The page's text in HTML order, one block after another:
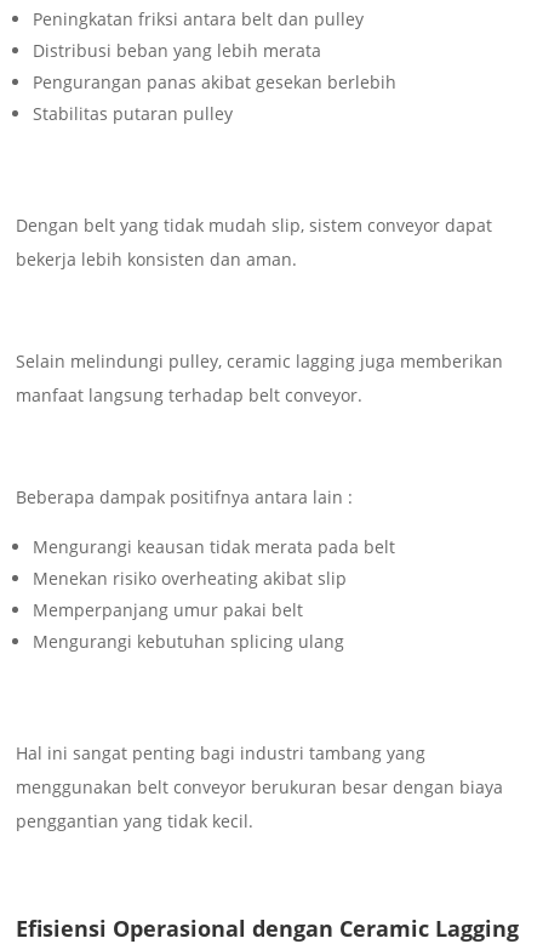
Peningkatan friksi antara belt dan pulley
Distribusi beban yang lebih merata
Pengurangan panas akibat gesekan berlebih
Stabilitas putaran pulley
Dengan belt yang tidak mudah slip, sistem conveyor dapat
bekerja lebih konsisten dan aman.
Selain melindungi pulley, ceramic lagging juga memberikan
manfaat langsung terhadap belt conveyor.
Beberapa dampak positifnya antara lain :
Mengurangi keausan tidak merata pada belt
Menekan risiko overheating akibat slip
Memperpanjang umur pakai belt
Mengurangi kebutuhan splicing ulang
Hal ini sangat penting bagi industri tambang yang
menggunakan belt conveyor berukuran besar dengan biaya
penggantian yang tidak kecil.
Efisiensi Operasional dengan Ceramic Lagging